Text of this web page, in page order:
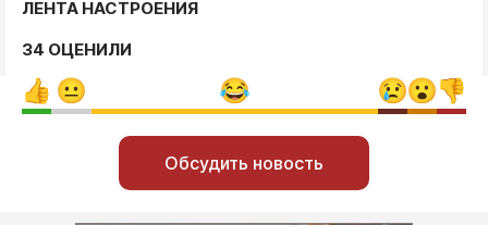
ЛЕНТА НАСТРОЕНИЯ
34 ОЦЕНИЛИ
Обсудить новость